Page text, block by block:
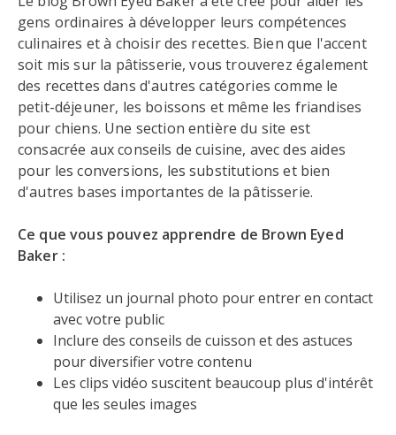
gens ordinaires à développer leurs compétences
culinaires et à choisir des recettes. Bien que l'accent
soit mis sur la pâtisserie, vous trouverez également
des recettes dans d'autres catégories comme le
petit-déjeuner, les boissons et même les friandises
pour chiens. Une section entière du site est
consacrée aux conseils de cuisine, avec des aides
pour les conversions, les substitutions et bien
d'autres bases importantes de la pâtisserie.
Ce que vous pouvez apprendre de Brown Eyed
Baker :
Utilisez un journal photo pour entrer en contact
avec votre public
Inclure des conseils de cuisson et des astuces
pour diversifier votre contenu
Les clips vidéo suscitent beaucoup plus d'intérêt
que les seules images